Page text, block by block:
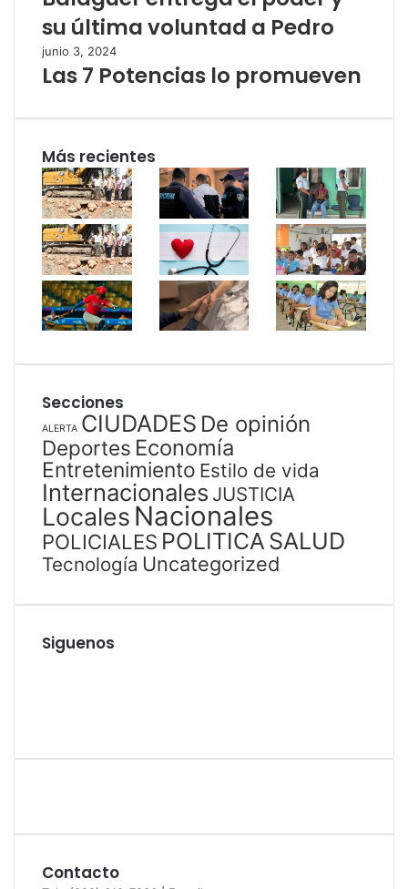
su última voluntad a Pedro
junio 3, 2024
Las 7 Potencias lo promueven
Más recientes
Secciones
ALERTA CIUDADES De opinión
Deportes Economía
Entretenimiento Estilo de vida
Internacionales JUSTICIA
Locales Nacionales
POLICIALES POLITICA SALUD
Tecnología Uncategorized
Siguenos
Contacto